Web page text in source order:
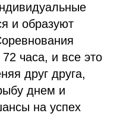
и образуют
часа, и все это
друг друга,
днем и
на успех